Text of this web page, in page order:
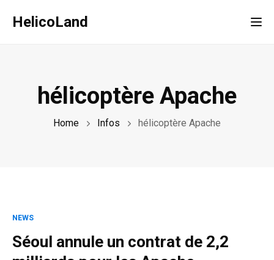
HelicoLand
hélicoptère Apache
Home Infos hélicoptère Apache
NEWS
Séoul annule un contrat de 2,2